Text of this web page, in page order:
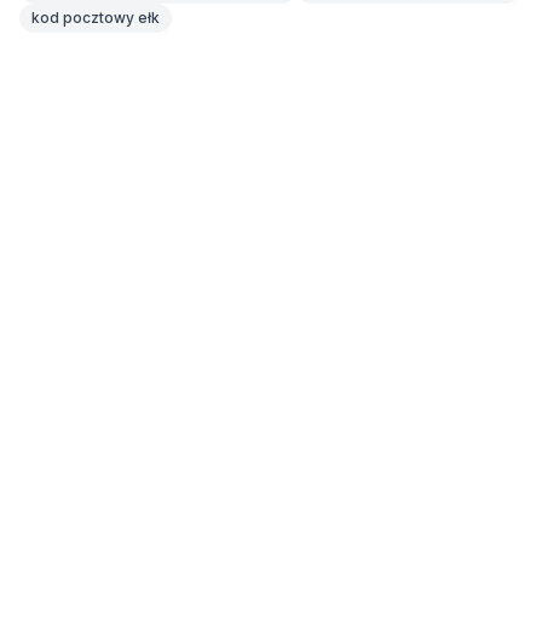
kod pocztowy ełk